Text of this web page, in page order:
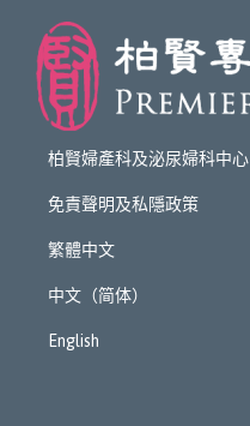
柏賢婦產科及泌尿婦科中心
免責聲明及私隱政策
繁體中文
中文（简体）
English